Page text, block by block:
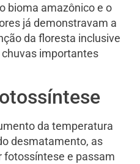
bioma amazônico e o
já demonstravam a
da floresta inclusive
importantes
da temperatura
desmatamento, as
fotossíntese e passam